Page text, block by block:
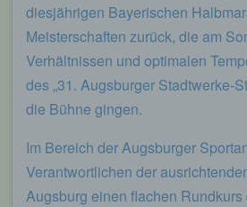
diesjährigen Bayerischen
Meisterschaften zurück, die am
Verhältnissen und optimalen
des „31. Augsburger Stadtwerke-
die Bühne gingen.
Im Bereich der Augsburger
Verantwortlichen der
Augsburg einen flachen Rundkurs